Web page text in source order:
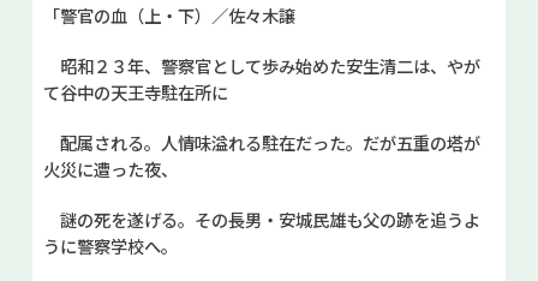
「警官の血（上・下）／佐々木譲
昭和２３年、警察官として歩み始めた安生清二は、やが
て谷中の天王寺駐在所に
配属される。人情味溢れる駐在だった。だが五重の塔が
火災に遭った夜、
謎の死を遂げる。その長男・安城民雄も父の跡を追うよ
うに警察学校へ。